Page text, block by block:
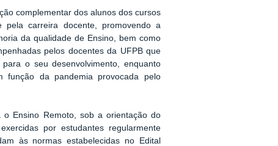
complementar dos alunos dos cursos
carreira docente, promovendo a
da qualidade de Ensino, bem como
pelos docentes da UFPB que
o seu desenvolvimento, enquanto
função da pandemia provocada pelo
o Ensino Remoto, sob a orientação do
por estudantes regularmente
às normas estabelecidas no Edital